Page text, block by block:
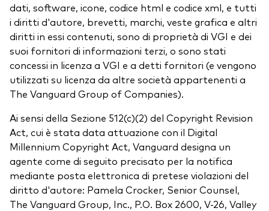
dati, software, icone, codice html e codice xml, e tutti
i diritti d'autore, brevetti, marchi, veste grafica e altri
diritti in essi contenuti, sono di proprietà di VGI e dei
suoi fornitori di informazioni terzi, o sono stati
concessi in licenza a VGI e a detti fornitori (e vengono
utilizzati su licenza da altre società appartenenti a
The Vanguard Group of Companies).
Ai sensi della Sezione 512(c)(2) del Copyright Revision
Act, cui è stata data attuazione con il Digital
Millennium Copyright Act, Vanguard designa un
agente come di seguito precisato per la notifica
mediante posta elettronica di pretese violazioni del
diritto d'autore: Pamela Crocker, Senior Counsel,
The Vanguard Group, Inc., P.O. Box 2600, V-26, Valley